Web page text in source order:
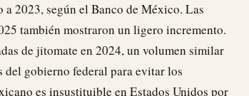
2023, según el Banco de México. Las
también mostraron un ligero incremento.
de jitomate en 2024, un volumen similar
del gobierno federal para evitar los
es insustituible en Estados Unidos por